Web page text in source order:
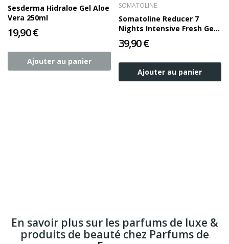
Sesderma Hidraloe Gel Aloe
Vera 250ml
19,90 €
Ajouter au panier
SOMATOLINE
Somatoline Reducer 7
Nights Intensive Fresh Gel
250ml
39,90 €
Ajouter au panier
En savoir plus sur les parfums de luxe &
produits de beauté chez Parfums de